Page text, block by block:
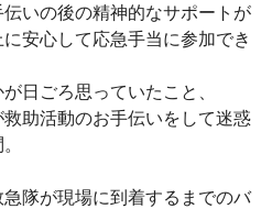
いの後の精神的なサポートが
安心して応急手当に参加でき
日ごろ思っていたこと、
救助活動のお手伝いをして迷惑
急隊が現場に到着するまでのバ